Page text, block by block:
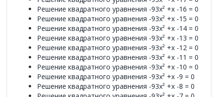
Решение квадратного уравнения -93x² +x -16 = 0
Решение квадратного уравнения -93x² +x -15 = 0
Решение квадратного уравнения -93x² +x -14 = 0
Решение квадратного уравнения -93x² +x -13 = 0
Решение квадратного уравнения -93x² +x -12 = 0
Решение квадратного уравнения -93x² +x -11 = 0
Решение квадратного уравнения -93x² +x -10 = 0
Решение квадратного уравнения -93x² +x -9 = 0
Решение квадратного уравнения -93x² +x -8 = 0